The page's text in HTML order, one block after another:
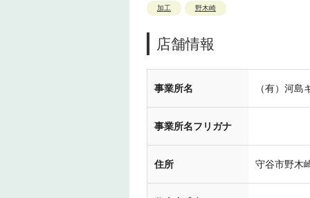
加工 野木崎
店舗情報
事業所名 （有）河島
事業所名フリガナ
住所 守谷市野木